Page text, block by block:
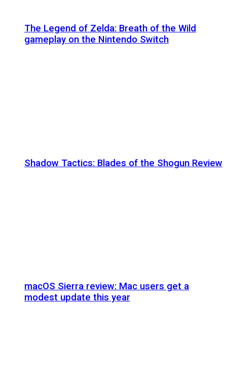
The Legend of Zelda: Breath of the Wild
gameplay on the Nintendo Switch
Shadow Tactics: Blades of the Shogun Review
macOS Sierra review: Mac users get a
modest update this year